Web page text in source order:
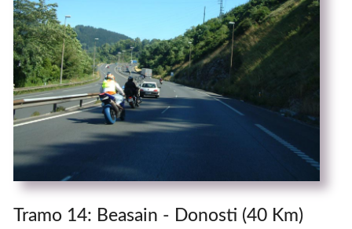
Tramo 14: Beasain - Donosti (40 Km)